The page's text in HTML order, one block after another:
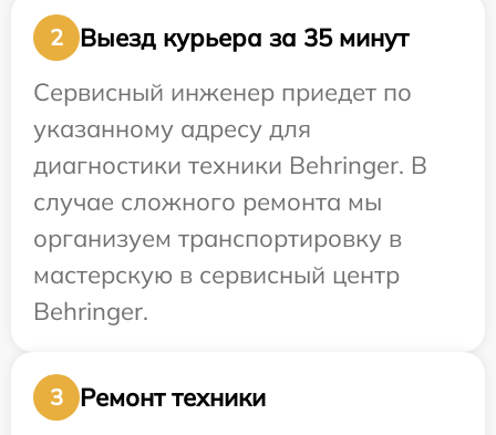
2
Выезд курьера за 35 минут
Сервисный инженер приедет по
указанному адресу для
диагностики техники Behringer. В
случае сложного ремонта мы
организуем транспортировку в
мастерскую в сервисный центр
Behringer.
3
Ремонт техники